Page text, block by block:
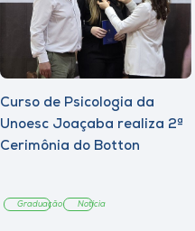
Curso de Psicologia da
Unoesc Joaçaba realiza 2ª
Cerimônia do Botton
Graduação Notícia